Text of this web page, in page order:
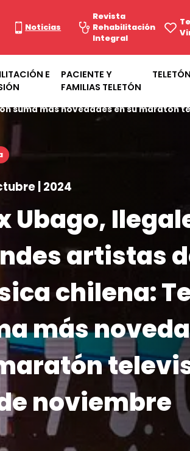
Noticias
Revista
Rehabilitación
Integral
E
PACIENTE Y
FAMILIAS TELETÓN
suma más novedades en su maratón
| 2024
Ubago,
artistas
chilena:
más
noviembre